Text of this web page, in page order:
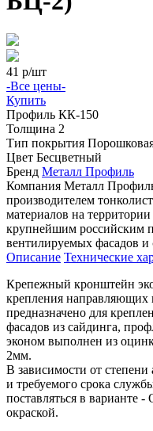
41 р/шт
-Все цены-
Купить
Профиль КК-150
Толщина 2
Тип покрытия
Цвет Бесцветный
Бренд Металл Профиль
Компания Металл
производителем
материалов на
крупнейшим российским
вентилируемых фасадов и
Описание Технические
Крепежный кронштейн
крепления направляющих
предназначено для
фасадов из сайдинга,
эконом выполнен из
2мм.
В зависимости от
и требуемого срока
поставляться в варианте
окраской.